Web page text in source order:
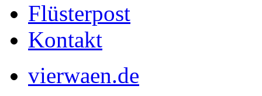
Flüsterpost
Kontakt
vierwaen.de